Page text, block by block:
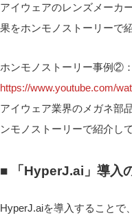
アイウェアのレンズメーカ
果をホンモノストーリーで
ホンモノストーリー事例②
https://www.youtube.com/
アイウェア業界のメガネ部
ンモノストーリーで紹介し
■ 「HyperJ.ai」導入
HyperJ.aiを導入することで